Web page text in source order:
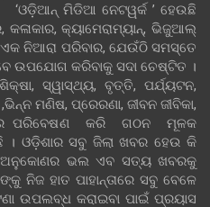
‘ଓଡ଼ିଆନ୍‍ ମିଡିଆ ନେଟୱର୍କ ’ ହେଉଛି
କଳାକାର, କ୍ୟାମେରାମ୍ୟାନ୍, ଭିଜୁଆଲ୍
ନିଆରା ପରିବାର, ଯେଉଁଠି ସମସ୍ତେ
ଉପଯୋଗ କରିବାକୁ ସଦା ଚେଷ୍ଟିତ ।
ସ୍ୱାସ୍ଥ୍ୟ, ବୃତ୍ତି, ପର୍ଯ୍ୟଟନ,
ମଣିଷ, ପ୍ରେରଣା, ଜୀବନ ଜୀବିକା,
ପରିବେଷଣ କରି ଗଠନ ମୂଳକ
। ଓଡ଼ିଶାର ସବୁ ଜିଲା ଖବର ହେଉ କି
ଭଲ ଏବ ସତ୍ୟ ଖବରକୁ
ନିଜ ହାତ ପାହାନ୍ତାରେ ସବୁ ବେଳେ
ଉପଲବ୍ଧ କରାଇବା ପାଇଁ ପ୍ରୟାସ